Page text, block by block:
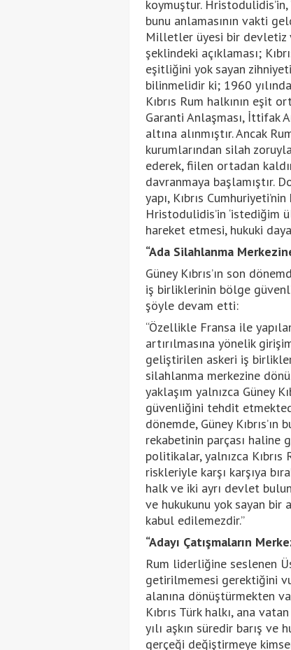
koymuştur. Hristodulidis’in,
bunu anlamasının vakti
Milletler üyesi bir devletiz
şeklindeki açıklaması;
eşitliğini yok sayan
bilinmelidir ki; 1960
Kıbrıs Rum halkının eşit
Garanti Anlaşması, İttifak
altına alınmıştır. Ancak
kurumlarından silah
ederek, fiilen ortadan
davranmaya başlamıştır.
yapı, Kıbrıs
Hristodulidis’in ‘istediğim
hareket etmesi, hukuki
“Ada Silahlanma
Güney Kıbrıs’ın son
iş birliklerinin bölge
şöyle devam etti:
“Özellikle Fransa ile
artırılmasına yönelik
geliştirilen askeri iş
silahlanma merkezine
yaklaşım yalnızca Güney
güvenliğini tehdit
dönemde, Güney
rekabetinin parçası haline
politikalar, yalnızca Kıbrıs
riskleriyle karşı karşıya
halk ve iki ayrı devlet
ve hukukunu yok sayan bir
kabul edilemezdir.”
“Adayı Çatışmaların
Rum liderliğine seslenen
getirilmemesi gerektiğini
alanına dönüştürmekten
Kıbrıs Türk halkı, ana
yılı aşkın süredir barış ve
gerçeği değiştirmeye